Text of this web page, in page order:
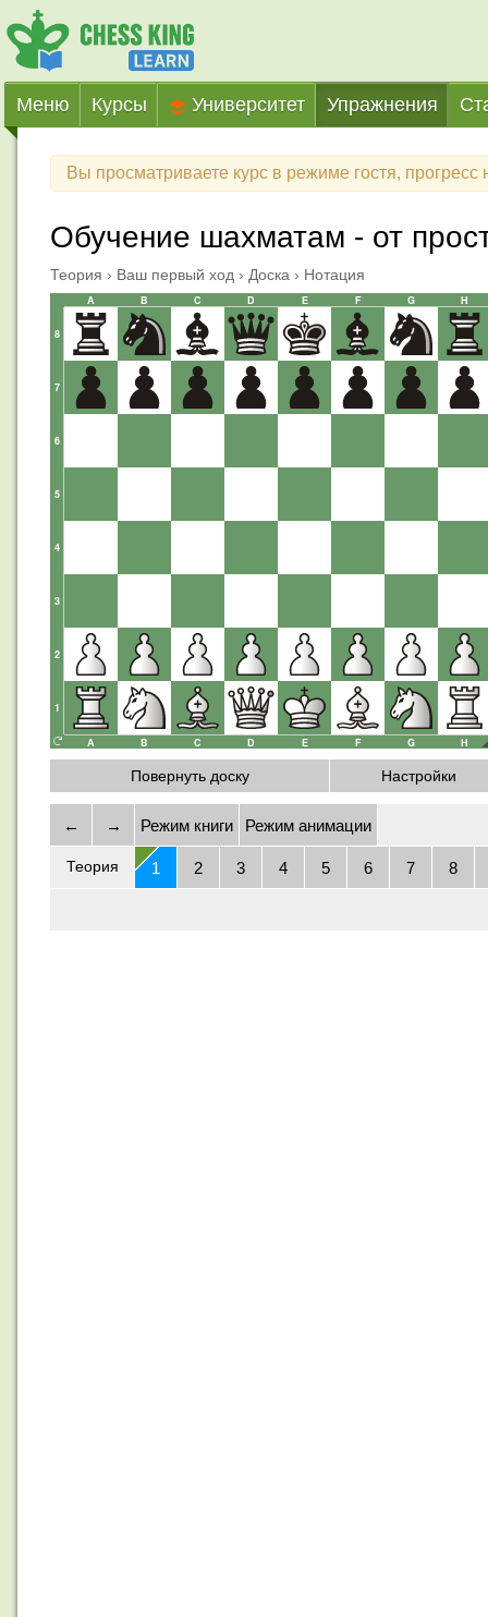
Меню Курсы Университет Упражнения
Вы просматриваете курс в режиме гостя, прогресс
Обучение шахматам - от
Теория › Ваш первый ход › Доска › Нотация
Повернуть доску Настройки
← → Режим книги Режим анимации
Теория 1 2 3 4 5 6 7 8